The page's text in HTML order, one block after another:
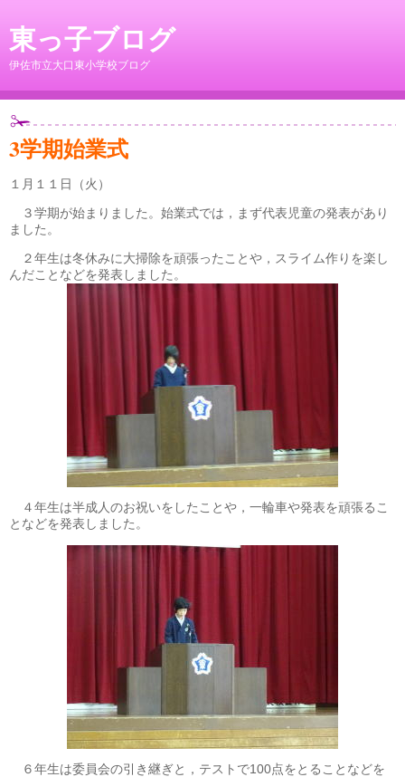
東っ子ブログ
伊佐市立大口東小学校ブログ
3学期始業式
１月１１日（火）
３学期が始まりました。始業式では，まず代表児童の発表があり
ました。
２年生は冬休みに大掃除を頑張ったことや，スライム作りを楽し
んだことなどを発表しました。
４年生は半成人のお祝いをしたことや，一輪車や発表を頑張るこ
となどを発表しました。
６年生は委員会の引き継ぎと，テストで100点をとることなどを